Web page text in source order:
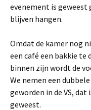
evenement is geweest
blijven hangen.
Omdat de kamer nog
een café een bakkie te
binnen zijn wordt de
We nemen een
geworden in de VS, dat
geweest.